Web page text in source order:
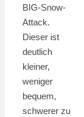
BIG-Snow-
Attack.
Dieser ist
deutlich
kleiner,
weniger
bequem,
schwerer zu